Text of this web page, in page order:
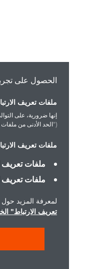
الحصول على تجربة أفضل
ملفات تعريف الارتباط
إنها ضرورية، على التوالي، للسماح
("الحد الأدنى من ملفات تعريف
ملفات تعريف الارتباط الإضافية:
ملفات تعريف الارتباط
ملفات تعريف الارتباط
لمعرفة المزيد حول ملفات
تعريف الارتباط" الخاص بنا.